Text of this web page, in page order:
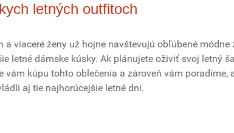
letných outfitoch
viaceré ženy už hojne navštevujú obľúbené módne
letné dámske kúsky. Ak plánujete oživiť svoj letný
vám kúpu tohto oblečenia a zároveň vám poradíme,
aj tie najhorúcejšie letné dni.